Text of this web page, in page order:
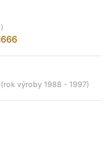
výroby 1988 - 1997)